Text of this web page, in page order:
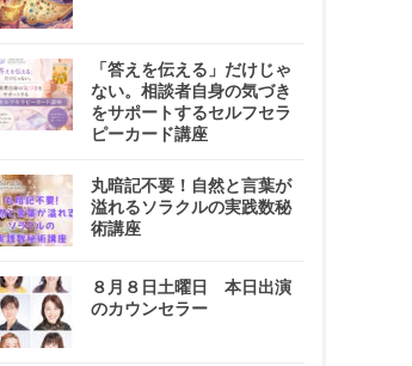
「答えを伝える」だけじゃ
ない。相談者自身の気づき
をサポートするセルフセラ
ピーカード講座
丸暗記不要！自然と言葉が
溢れるソラクルの実践数秘
術講座
８月８日土曜日 本日出演
のカウンセラー